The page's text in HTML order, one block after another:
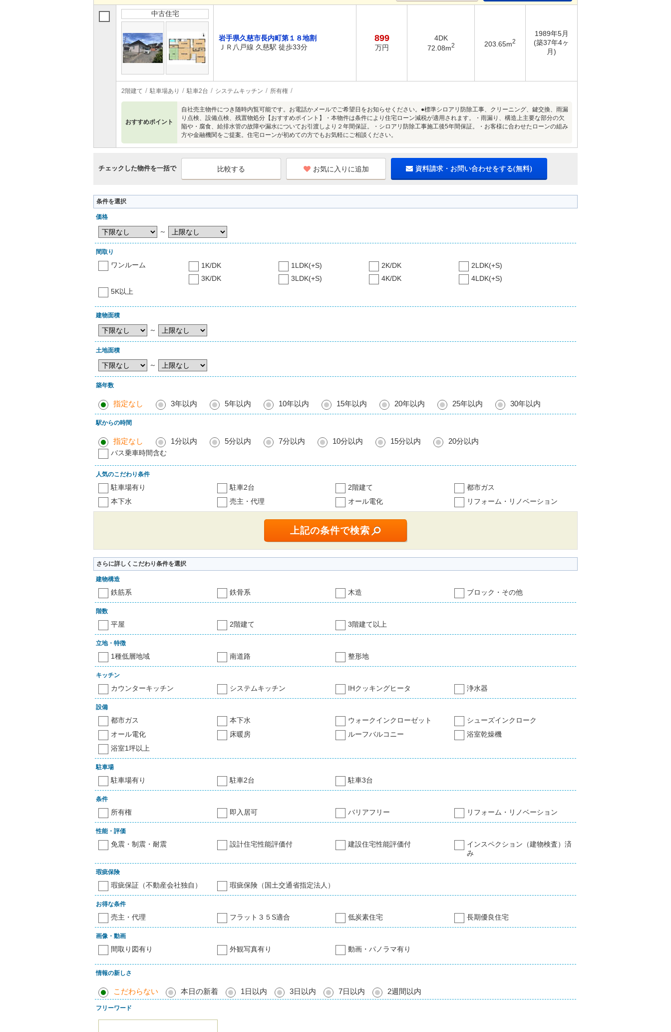
中古住宅
岩手県久慈市長内町第１８地割
ＪＲ八戸線 久慈駅 徒歩33分
899
万円
4DK
72.08m2 203.65m2
1989年5月
(築37年4ヶ
月)
2階建て 駐車場あり 駐車2台 システムキッチン 所有権
おすすめポイント
自社売主物件につき随時内覧可能です。お電話かメールでご希望日をお知らせください。●標準シロアリ防除工事、クリーニング、鍵交換、雨漏
り点検、設備点検、残置物処分【おすすめポイント】・本物件は条件により住宅ローン減税が適用されます。・雨漏り、構造上主要な部分の欠
陥や・腐食、給排水管の故障や漏水についてお引渡しより２年間保証。・シロアリ防除工事施工後5年間保証。・お客様に合わせたローンの組み
方や金融機関をご提案。住宅ローンが初めての方でもお気軽にご相談ください。
チェックした物件を一括で お気に入りに追加 資料請求・お問い合わせをする(無料)
条件を選択
価格
～
間取り
ワンルーム 1K/DK 1LDK(+S) 2K/DK
2LDK(+S)
3K/DK
3LDK(+S) 4K/DK
4LDK(+S)
5K以上
建物面積
～
土地面積
～
築年数
指定なし 3年以内 5年以内 10年以内 15年以内 20年以内 25年以内 30年以内
駅からの時間
指定なし 1分以内 5分以内 7分以内 10分以内 15分以内 20分以内
バス乗車時間含む
人気のこだわり条件
駐車場有り 駐車2台 2階建て
都市ガス
本下水
売主・代理 オール電化 リフォーム・リノベーション
さらに詳しくこだわり条件を選択
建物構造
鉄筋系 鉄骨系 木造 ブロック・その他
階数
平屋 2階建て 3階建て以上
立地・特徴
1種低層地域 南道路 整形地
キッチン
カウンターキッチン システムキッチン IHクッキングヒータ 浄水器
設備
都市ガス 本下水 ウォークインクローゼット
シューズインクローク
オール電化
床暖房 ルーフバルコニー
浴室乾燥機
浴室1坪以上
駐車場
駐車場有り 駐車2台 駐車3台
条件
所有権 即入居可 バリアフリー リフォーム・リノベーション
性能・評価
免震・制震・耐震 設計住宅性能評価付 建設住宅性能評価付
インスペクション（建物検査）済
み
瑕疵保険
瑕疵保証（不動産会社独自） 瑕疵保険（国土交通省指定法人）
お得な条件
売主・代理 フラット３５S適合 低炭素住宅 長期優良住宅
画像・動画
間取り図有り 外観写真有り 動画・パノラマ有り
情報の新しさ
こだわらない 本日の新着 1日以内 3日以内 7日以内 2週間以内
フリーワード